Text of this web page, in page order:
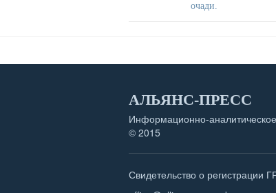
очади.
АЛЬЯНС-ПРЕСС
Информационно-аналитическое
© 2015
Свидетельство о регистрации